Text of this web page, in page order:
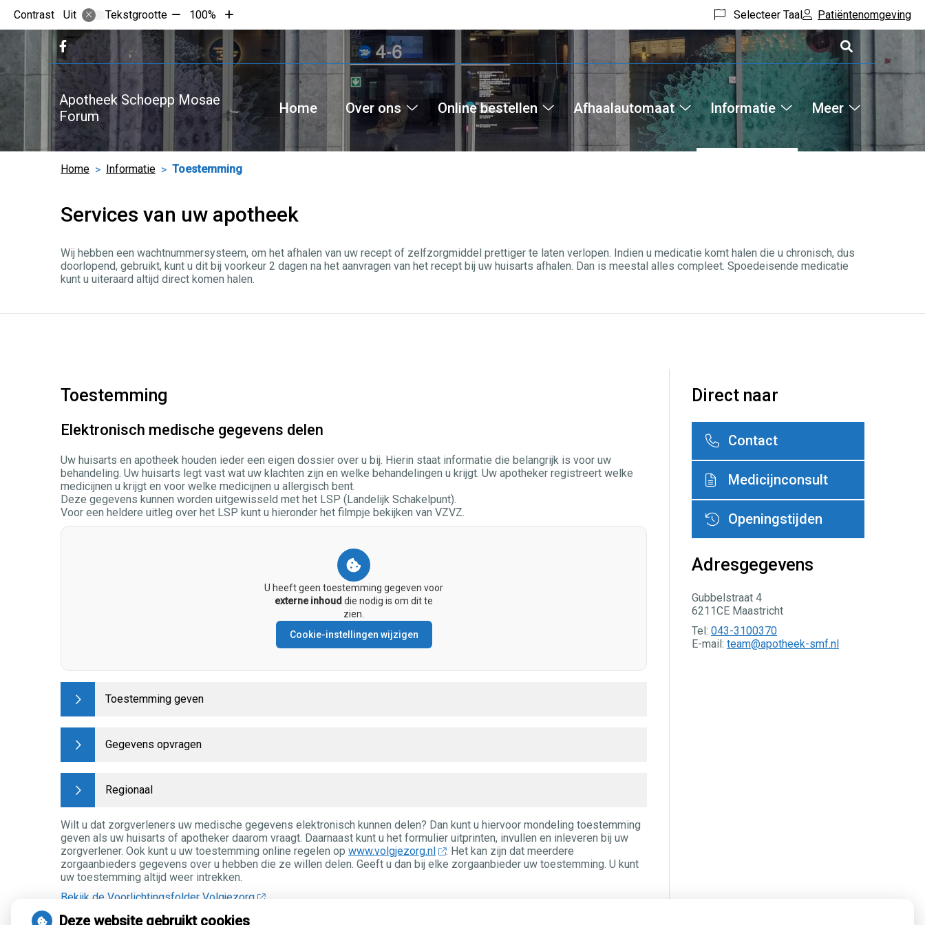
Contrast Uit Tekstgrootte Tekst
verkleinen
met
10%
100%
Tekst
vergroten
met
10%
Selecteer Taal Patiëntenomgeving
Bezoek
onze
facebook
pagina
Home Over ons
Over
Online bestellen
Online
bestellen
Afhaalautomaat
Afhaalautomaat
submenu
Informatie
Informatie
submenu
Meer
submenu
Apotheek Schoepp Mosae
Forum
Home Informatie Toestemming
Services van uw apotheek
Wij hebben een wachtnummersysteem, om het afhalen van uw recept of zelfzorgmiddel prettiger te laten verlopen. Indien u medicatie komt halen die u chronisch, dus
doorlopend, gebruikt, kunt u dit bij voorkeur 2 dagen na het aanvragen van het recept bij uw huisarts afhalen. Dan is meestal alles compleet. Spoedeisende medicatie
kunt u uiteraard altijd direct komen halen.
Toestemming
Elektronisch medische gegevens delen
Uw huisarts en apotheek houden ieder een eigen dossier over u bij. Hierin staat informatie die belangrijk is voor uw
behandeling. Uw huisarts legt vast wat uw klachten zijn en welke behandelingen u krijgt. Uw apotheker registreert welke
medicijnen u krijgt en voor welke medicijnen u allergisch bent.
Deze gegevens kunnen worden uitgewisseld met het LSP (Landelijk Schakelpunt).
Voor een heldere uitleg over het LSP kunt u hieronder het filmpje bekijken van VZVZ.
U heeft geen toestemming gegeven voor
externe inhoud die nodig is om dit te
zien.
Cookie-instellingen wijzigen
Toestemming geven
Gegevens opvragen
Regionaal
Wilt u dat zorgverleners uw medische gegevens elektronisch kunnen delen? Dan kunt u hiervoor mondeling toestemming
geven als uw huisarts of apotheker daarom vraagt. Daarnaast kunt u het formulier uitprinten, invullen en inleveren bij uw
zorgverlener. Ook kunt u uw toestemming online regelen op www.volgjezorg.nl
. Het kan zijn dat meerdere
zorgaanbieders gegevens over u hebben die ze willen delen. Geeft u dan bij elke zorgaanbieder uw toestemming. U kunt
uw toestemming altijd weer intrekken.
Bekijk de Voorlichtingsfolder Volgjezorg
Het formulier downloaden en uitprinten?
Direct naar
Contact
Medicijnconsult
Openingstijden
Adresgegevens
Gubbelstraat 4
6211CE Maastricht
Tel: 043-3100370
E-mail: team@apotheek-smf.nl
Deze website gebruikt cookies